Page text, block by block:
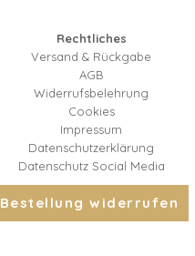
Rechtliches
Versand & Rückgabe
AGB
Widerrufsbelehrung
Cookies
Impressum
Datenschutzerklärung
Datenschutz Social Media
Bestellung widerrufen